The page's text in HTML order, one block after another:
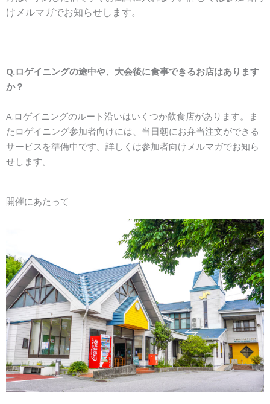
けメルマガでお知らせします。
Q.ロゲイニングの途中や、大会後に食事できるお店はあります
か？
A.ロゲイニングのルート沿いはいくつか飲食店があります。ま
たロゲイニング参加者向けには、当日朝にお弁当注文ができる
サービスを準備中です。詳しくは参加者向けメルマガでお知ら
せします。
開催にあたって